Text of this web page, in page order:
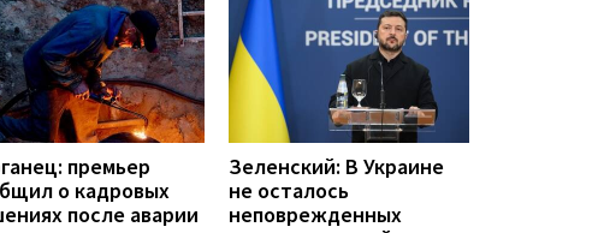
премьер
о кадровых
после аварии
Зеленский: В Украине
не осталось
неповрежденных